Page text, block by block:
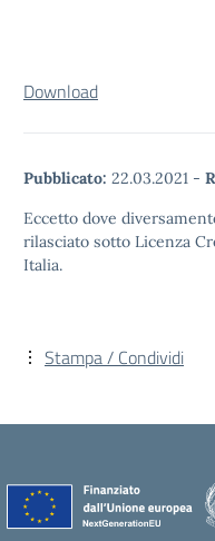
Download
Pubblicato: 22.03.2021 -
Eccetto dove
rilasciato sotto Licenza
Italia.
Stampa / Condividi